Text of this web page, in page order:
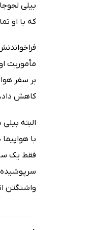
بیلی
که با او
مأموریت
بر سفر
کاهش
البته
با
فقط یک
سرپوشیده
واشنگتن